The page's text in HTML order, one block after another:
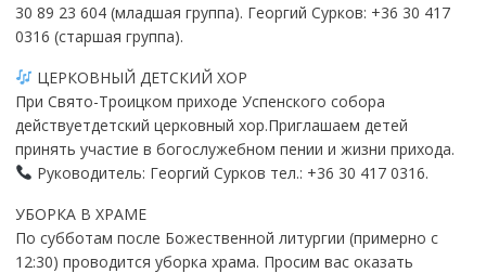
30 89 23 604 (младшая группа). Георгий Сурков: +36 30 417
0316 (старшая группа).
ЦЕРКОВНЫЙ ДЕТСКИЙ ХОР
При Свято-Троицком приходе Успенского собора
действуетдетский церковный хор.Приглашаем детей
принять участие в богослужебном пении и жизни прихода.
Руководитель: Георгий Сурков тел.: +36 30 417 0316.
УБОРКА В ХРАМЕ
По субботам после Божественной литургии (примерно с
12:30) проводится уборка храма. Просим вас оказать